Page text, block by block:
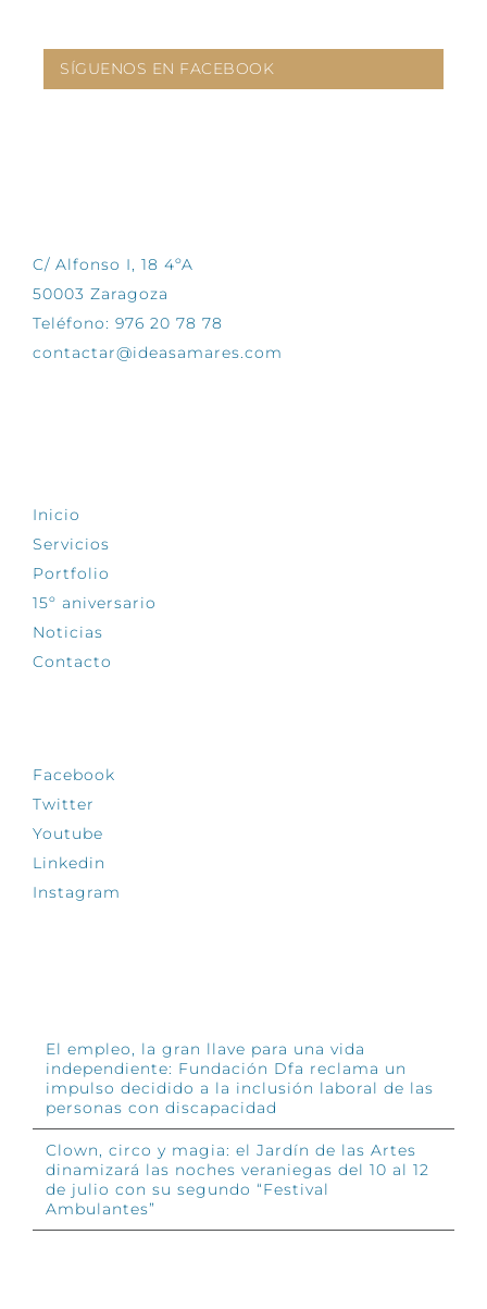
SÍGUENOS EN FACEBOOK
C/ Alfonso I, 18 4ºA
50003 Zaragoza
Teléfono: 976 20 78 78
contactar@ideasamares.com
Inicio
Servicios
Portfolio
15º aniversario
Noticias
Contacto
Facebook
Twitter
Youtube
Linkedin
Instagram
El empleo, la gran llave para una vida
independiente: Fundación Dfa reclama un
impulso decidido a la inclusión laboral de las
personas con discapacidad
Clown, circo y magia: el Jardín de las Artes
dinamizará las noches veraniegas del 10 al 12
de julio con su segundo “Festival
Ambulantes”